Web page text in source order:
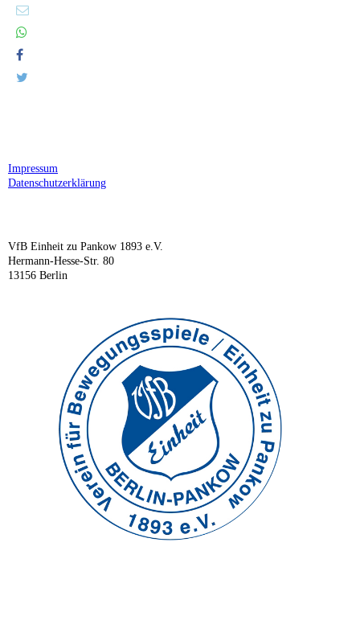
Impressum
Datenschutzerklärung
VfB Einheit zu Pankow 1893 e.V.
Hermann-Hesse-Str. 80
13156 Berlin